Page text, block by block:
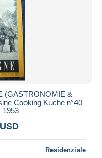
(GASTRONOMIE &
Cooking Kuche n°40
1953
Residenziale